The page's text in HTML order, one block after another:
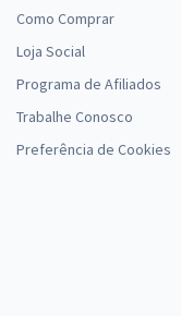
Como Comprar
Loja Social
Programa de Afiliados
Trabalhe Conosco
Preferência de Cookies